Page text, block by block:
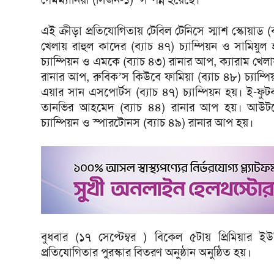
এই ক্রীড়া প্রতিযোগিতায় টেবিল টেনিসে স্মাশ
খেলায় রাহুল কাদের (ব্যাচ ৪৭) চ্যাম্পিয়ন ও
চ্যাম্পিয়ন ও এমকে (ব্যাচ ৪৩) রানার আপ, ক্যারাম
রানার আপ, রুবিক’স কিউবে ফামিয়া (ব্যাচ ৪৮)
এয়ার সান এসপোর্টস (ব্যাচ ৪৭) চ্যাম্পিয়ন হয়। ই-
তানভির আহমেদ (ব্যাচ ৪৪) রানার আপ হয়।
চ্যাম্পিয়ন ও স্পারটোনস (ব্যাচ ৪৯) রানার আপ হয়।
বুধবার (১৭ সেপ্টেম্বর ) বিকেল ৫টায় প্রিমিয়ার
প্রতিযোগিতার পুরস্কার বিতরণ অনুষ্ঠান অনুষ্ঠিত হয়।